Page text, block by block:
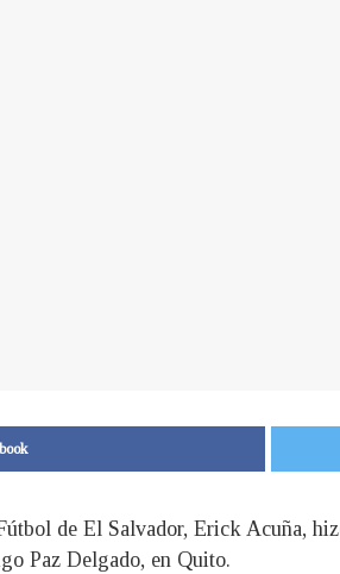
de El Salvador, Erick Acuña,
Paz Delgado, en Quito.